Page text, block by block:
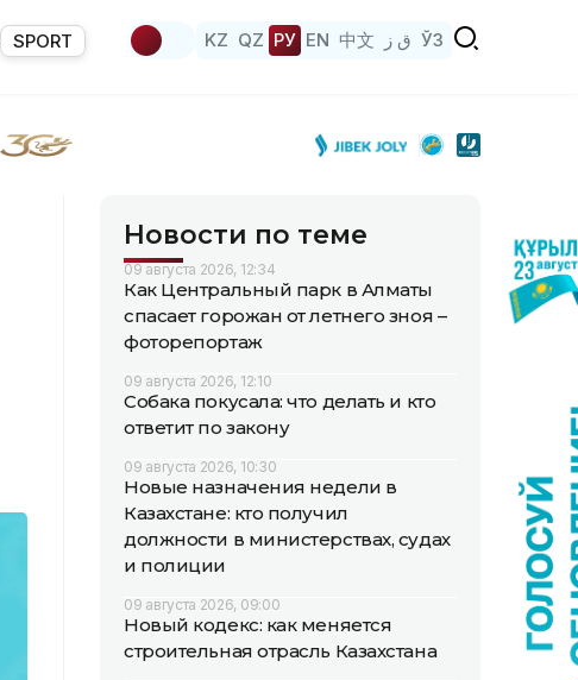
SPORT KZ QZ РУ EN 中文 ق ز ЎЗ
Новости по теме
09 августа 2026, 12:34
Как Центральный парк в Алматы
спасает горожан от летнего зноя –
фоторепортаж
09 августа 2026, 12:10
Собака покусала: что делать и кто
ответит по закону
09 августа 2026, 10:30
Новые назначения недели в
Казахстане: кто получил
должности в министерствах, судах
и полиции
09 августа 2026, 09:00
Новый кодекс: как меняется
строительная отрасль Казахстана